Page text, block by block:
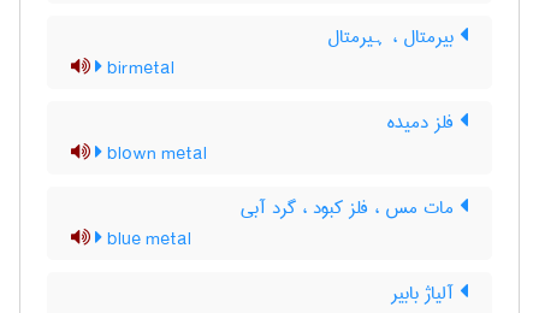
بیرمتال ، ہیرمتال
birmetal
فلز دمیده
blown metal
مات مس ، فلز کبود ، گرد آبی
blue metal
آلیاژ بابیر